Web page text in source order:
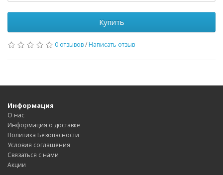
Купить
0 отзывов/ Написать отзыв
Информация
О нас
Информация о доставке
Политика Безопасности
Условия соглашения
Связаться с нами
Акции